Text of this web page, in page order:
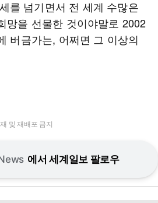
를 넘기면서 전 세계 수많은
망을 선물한 것이야말로 2002
버금가는, 어쩌면 그 이상의
및 재배포 금지
에서 세계일보 팔로우